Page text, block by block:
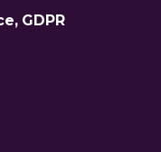
GDPR